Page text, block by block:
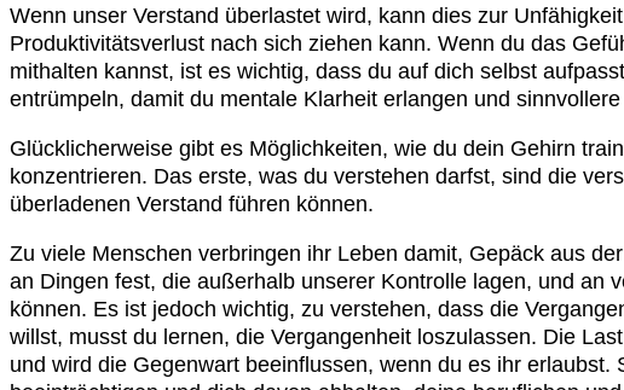
Wenn unser Verstand überlastet wird, kann dies zur
Produktivitätsverlust nach sich ziehen kann. Wenn du das
mithalten kannst, ist es wichtig, dass du auf dich selbst
entrümpeln, damit du mentale Klarheit erlangen und
Glücklicherweise gibt es Möglichkeiten, wie du dein Gehirn
konzentrieren. Das erste, was du verstehen darfst, sind die
überladenen Verstand führen können.
Zu viele Menschen verbringen ihr Leben damit, Gepäck aus
an Dingen fest, die außerhalb unserer Kontrolle lagen, und an
können. Es ist jedoch wichtig, zu verstehen, dass die
willst, musst du lernen, die Vergangenheit loszulassen. Die
und wird die Gegenwart beeinflussen, wenn du es ihr